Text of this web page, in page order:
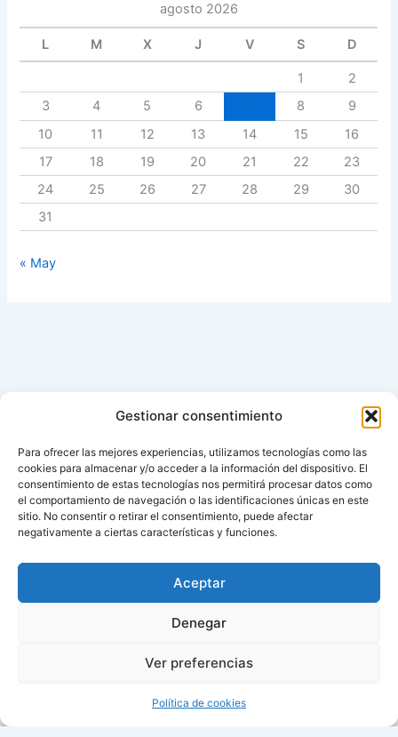
Gestionar consentimiento
Para ofrecer las mejores experiencias, utilizamos tecnologías como las
cookies para almacenar y/o acceder a la información del dispositivo. El
consentimiento de estas tecnologías nos permitirá procesar datos como
el comportamiento de navegación o las identificaciones únicas en este
sitio. No consentir o retirar el consentimiento, puede afectar
negativamente a ciertas características y funciones.
Aceptar
Denegar
Ver preferencias
Política de cookies
agosto 2026
L M X J V S D
1
2
3
4 5 6 8
9
10
11 12 13 14 15
16
17
18 19 20 21 22
23
24
25 26 27 28 29
30
31
« May
Contacto